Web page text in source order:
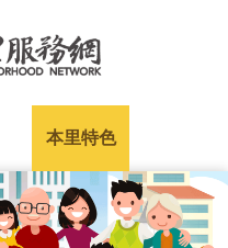
本里特色